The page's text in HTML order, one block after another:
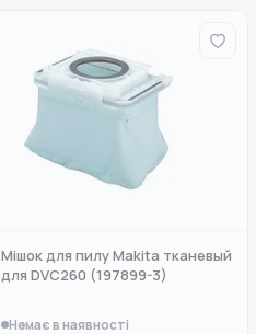
Мішок для пилу Makita тканевый
для DVC260 (197899-3)
Немає в наявності